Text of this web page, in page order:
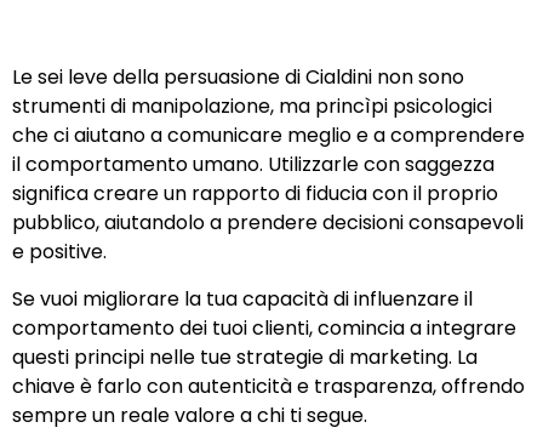
Le sei leve della persuasione di Cialdini non sono
strumenti di manipolazione, ma princìpi psicologici
che ci aiutano a comunicare meglio e a comprendere
il comportamento umano. Utilizzarle con saggezza
significa creare un rapporto di fiducia con il proprio
pubblico, aiutandolo a prendere decisioni consapevoli
e positive.
Se vuoi migliorare la tua capacità di influenzare il
comportamento dei tuoi clienti, comincia a integrare
questi principi nelle tue strategie di marketing. La
chiave è farlo con autenticità e trasparenza, offrendo
sempre un reale valore a chi ti segue.